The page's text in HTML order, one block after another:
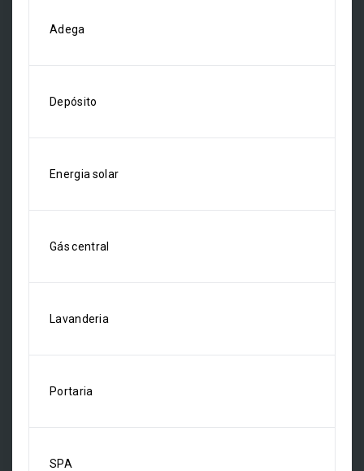
Adega
Depósito
Energia solar
Gás central
Lavanderia
Portaria
SPA